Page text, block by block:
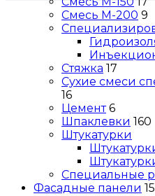
Смесь М-200 9
Стяжка 17
Сухие смеси
16
Цемент 6
Шпаклевки 160
Штукатурки
Специальные
Фасадные панели 15